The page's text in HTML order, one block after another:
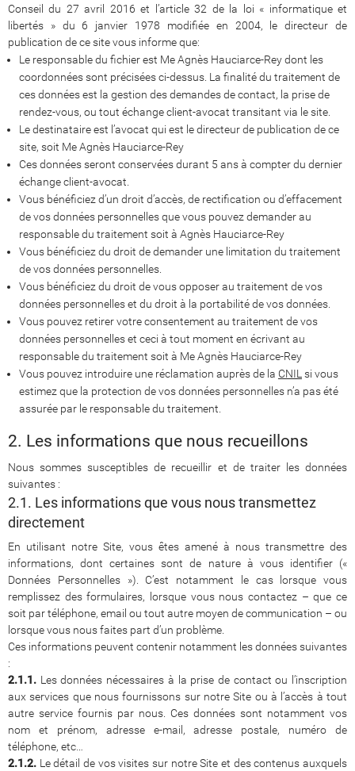
Conseil du 27 avril 2016 et l’article 32 de la loi « informatique et
libertés » du 6 janvier 1978 modifiée en 2004, le directeur de
publication de ce site vous informe que:
Le responsable du fichier est Me Agnès Hauciarce-Rey dont les
coordonnées sont précisées ci-dessus. La finalité du traitement de
ces données est la gestion des demandes de contact, la prise de
rendez-vous, ou tout échange client-avocat transitant via le site.
Le destinataire est l’avocat qui est le directeur de publication de ce
site, soit Me Agnès Hauciarce-Rey
Ces données seront conservées durant 5 ans à compter du dernier
échange client-avocat.
Vous bénéficiez d’un droit d’accès, de rectification ou d’effacement
de vos données personnelles que vous pouvez demander au
responsable du traitement soit à Agnès Hauciarce-Rey
Vous bénéficiez du droit de demander une limitation du traitement
de vos données personnelles.
Vous bénéficiez du droit de vous opposer au traitement de vos
données personnelles et du droit à la portabilité de vos données.
Vous pouvez retirer votre consentement au traitement de vos
données personnelles et ceci à tout moment en écrivant au
responsable du traitement soit à Me Agnès Hauciarce-Rey
Vous pouvez introduire une réclamation auprès de la CNIL si vous
estimez que la protection de vos données personnelles n’a pas été
assurée par le responsable du traitement.
2. Les informations que nous recueillons
Nous sommes susceptibles de recueillir et de traiter les données
suivantes :
2.1. Les informations que vous nous transmettez
directement
En utilisant notre Site, vous êtes amené à nous transmettre des
informations, dont certaines sont de nature à vous identifier («
Données Personnelles »). C’est notamment le cas lorsque vous
remplissez des formulaires, lorsque vous nous contactez – que ce
soit par téléphone, email ou tout autre moyen de communication – ou
lorsque vous nous faites part d’un problème.
Ces informations peuvent contenir notamment les données suivantes
:
2.1.1. Les données nécessaires à la prise de contact ou l’inscription
aux services que nous fournissons sur notre Site ou à l’accès à tout
autre service fournis par nous. Ces données sont notamment vos
nom et prénom, adresse e-mail, adresse postale, numéro de
téléphone, etc…
2.1.2. Le détail de vos visites sur notre Site et des contenus auxquels